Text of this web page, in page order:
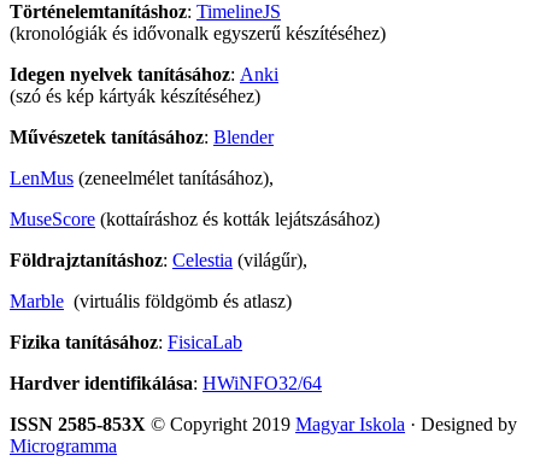
Történelemtanításhoz: TimelineJS
(kronológiák és idővonalk egyszerű készítéséhez)
Idegen nyelvek tanításához: Anki
(szó és kép kártyák készítéséhez)
Művészetek tanításához: Blender
LenMus (zeneelmélet tanításához),
MuseScore (kottaíráshoz és kották lejátszásához)
Földrajztanításhoz: Celestia (világűr),
Marble (virtuális földgömb és atlasz)
Fizika tanításához: FisicaLab
Hardver identifikálása: HWiNFO32/64
ISSN 2585-853X © Copyright 2019 Magyar Iskola · Designed by
Microgramma